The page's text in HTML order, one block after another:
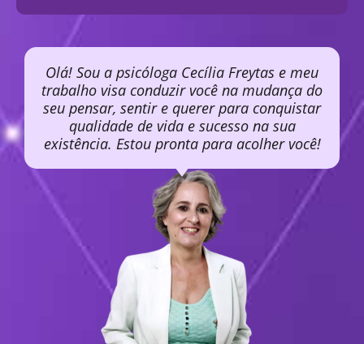
Olá! Sou a psicóloga Cecília Freytas e meu
trabalho visa conduzir você na mudança do
seu pensar, sentir e querer para conquistar
qualidade de vida e sucesso na sua
existência. Estou pronta para acolher você!